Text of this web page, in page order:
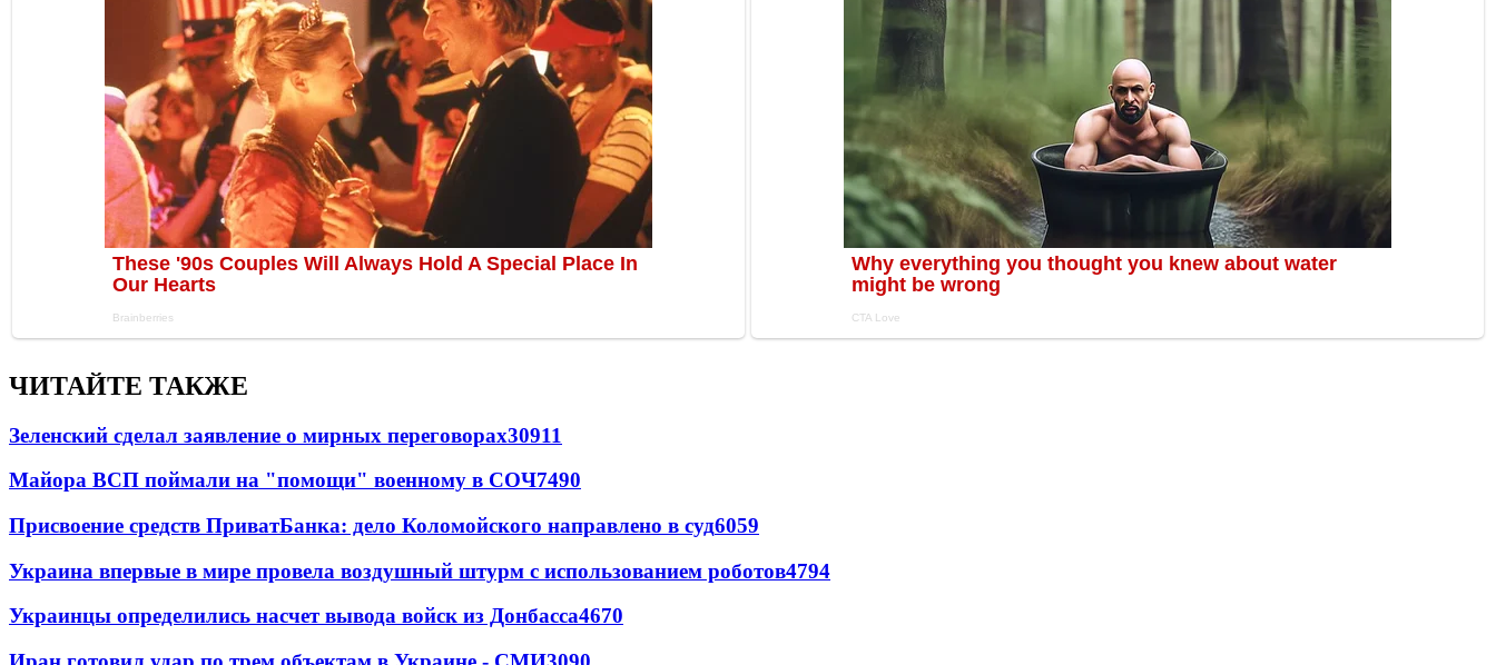
ЧИТАЙТЕ ТАКЖЕ
Зеленский сделал заявление о мирных переговорах30911
Майора ВСП поймали на "помощи" военному в СОЧ7490
Присвоение средств ПриватБанка: дело Коломойского направлено в суд6059
Украина впервые в мире провела воздушный штурм с использованием роботов4794
Украинцы определились насчет вывода войск из Донбасса4670